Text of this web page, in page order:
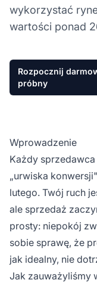
wykorzystać
wartości ponad
Rozpocznij
próbny
Wprowadzenie
Każdy
„urwiska
lutego. Twój ruch
ale sprzedaż
prosty: niepokój
sobie sprawę, że
jak idealny, nie
Jak zauważyliśmy